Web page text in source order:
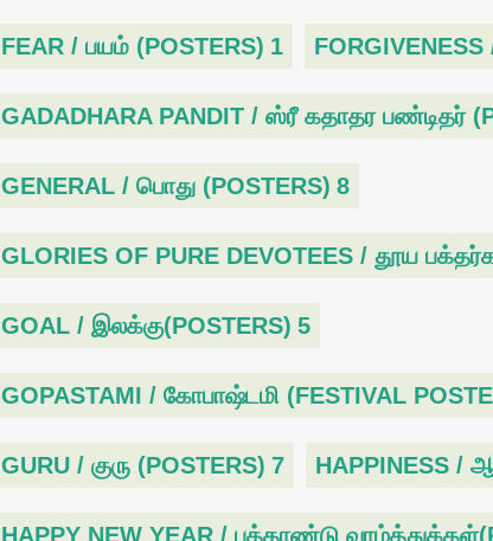
FEAR / பயம் (POSTERS) 1 FORGIVENESS
GADADHARA PANDIT / ஸ்ரீ கதாதர பண்டிதர்
GENERAL / பொது (POSTERS) 8
GLORIES OF PURE DEVOTEES / தூய
GOAL / இலக்கு(POSTERS) 5
GOPASTAMI / கோபாஷ்டமி (FESTIVAL
GURU / குரு (POSTERS) 7 HAPPINESS /
HAPPY NEW YEAR / புத்தாண்டு